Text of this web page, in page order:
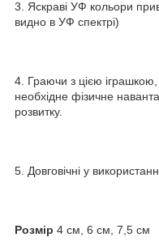
3. Яскраві УФ кольори
видно в УФ спектрі)
4. Граючи з цією
необхідне фізичне
розвитку.
5. Довговічні у
Розмір 4 см, 6 см, 7,5 см